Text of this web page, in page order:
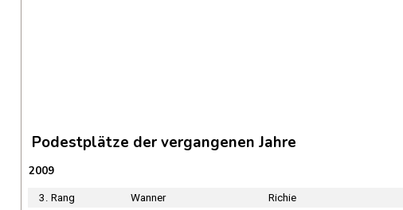
Podestplätze der vergangenen Jahre
2009
3. Rang Wanner Richie